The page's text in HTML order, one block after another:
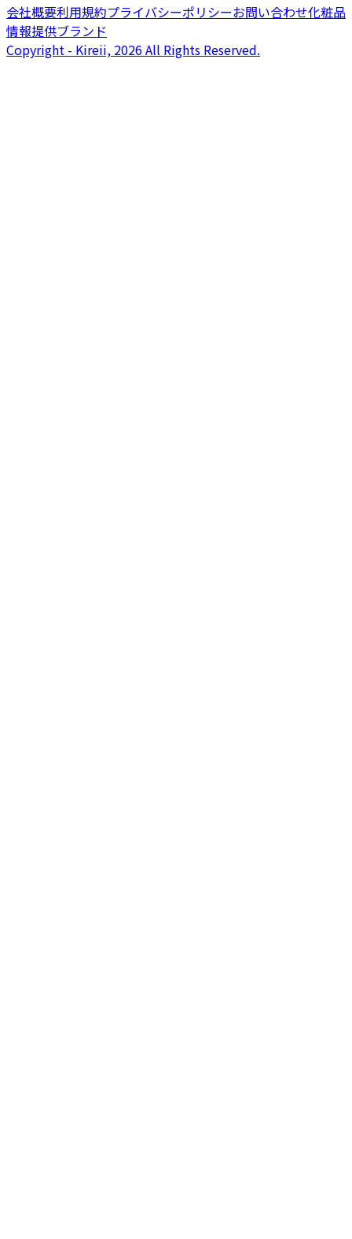
会社概要利用規約プライバシーポリシーお問い合わせ化粧品
情報提供ブランド
Copyright - Kireii, 2026 All Rights Reserved.